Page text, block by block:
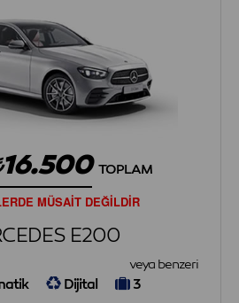
16.500 TOPLAM
MÜSAİT DEĞİLDİR
E200
veya benzeri
Dijital 3